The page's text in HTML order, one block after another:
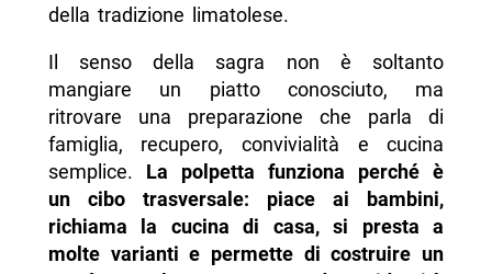
della tradizione limatolese.
Il senso della sagra non è soltanto
mangiare un piatto conosciuto, ma
ritrovare una preparazione che parla di
famiglia, recupero, convivialità e cucina
semplice. La polpetta funziona perché è
un cibo trasversale: piace ai bambini,
richiama la cucina di casa, si presta a
molte varianti e permette di costruire un